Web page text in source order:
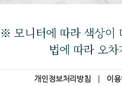
※ 모니터에 따라 색상이
법에 따라 오
개인정보처리방침 이